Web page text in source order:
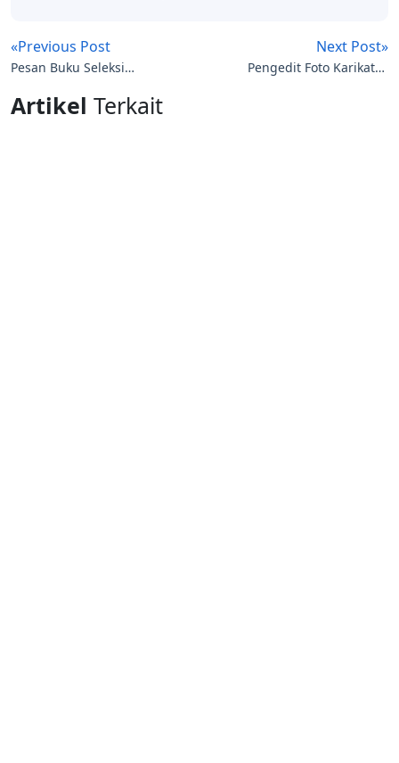
«Previous Post
Pesan Buku Seleksi
Next Post»
Pengedit Foto Karikatur
Artikel Terkait